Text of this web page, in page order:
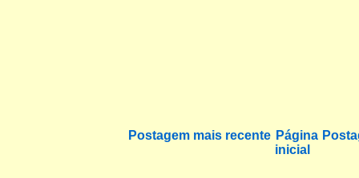
Postagem mais recente Página
inicial